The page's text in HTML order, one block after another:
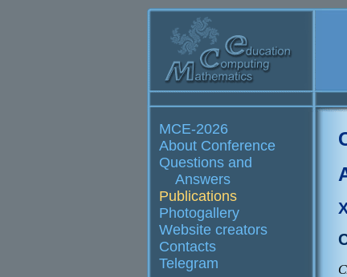
MCE-2026
About Conference
Questions and
Answers
Publications
Photogallery
Website creators
Contacts
Telegram